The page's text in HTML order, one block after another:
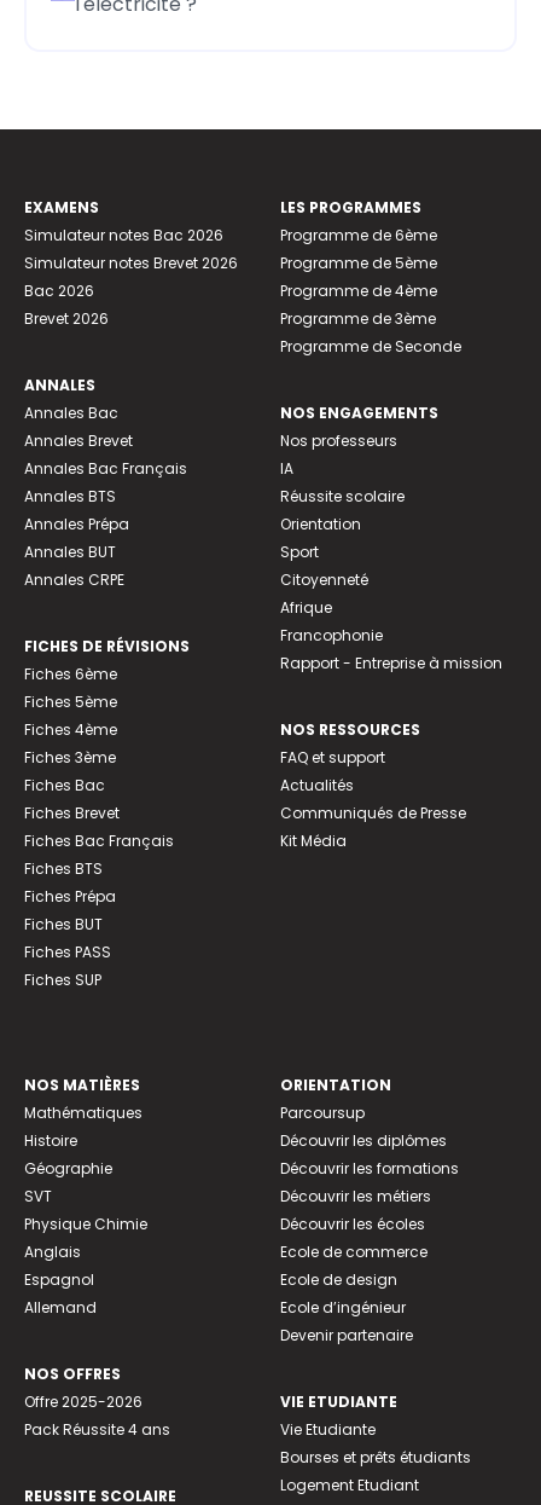
EXAMENS
Simulateur notes Bac 2026
Simulateur notes Brevet 2026
Bac 2026
Brevet 2026
ANNALES
Annales Bac
Annales Brevet
Annales Bac Français
Annales BTS
Annales Prépa
Annales BUT
Annales CRPE
FICHES DE RÉVISIONS
Fiches 6ème
Fiches 5ème
Fiches 4ème
Fiches 3ème
Fiches Bac
Fiches Brevet
Fiches Bac Français
Fiches BTS
Fiches Prépa
Fiches BUT
Fiches PASS
Fiches SUP
LES PROGRAMMES
Programme de 6ème
Programme de 5ème
Programme de 4ème
Programme de 3ème
Programme de Seconde
NOS ENGAGEMENTS
Nos professeurs
IA
Réussite scolaire
Orientation
Sport
Citoyenneté
Afrique
Francophonie
Rapport - Entreprise à mission
NOS RESSOURCES
FAQ et support
Actualités
Communiqués de Presse
Kit Média
NOS MATIÈRES
Mathématiques
Histoire
Géographie
SVT
Physique Chimie
Anglais
Espagnol
Allemand
NOS OFFRES
Offre 2025-2026
Pack Réussite 4 ans
REUSSITE SCOLAIRE
ORIENTATION
Parcoursup
Découvrir les diplômes
Découvrir les formations
Découvrir les métiers
Découvrir les écoles
Ecole de commerce
Ecole de design
Ecole d’ingénieur
Devenir partenaire
VIE ETUDIANTE
Vie Etudiante
Bourses et prêts étudiants
Logement Etudiant